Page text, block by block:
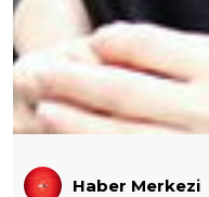
Haber Merkezi